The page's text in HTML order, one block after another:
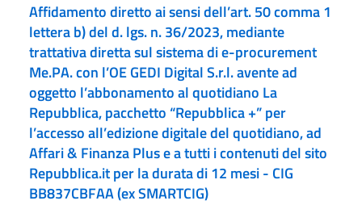
Affidamento diretto ai sensi dell’art. 50 comma 1
lettera b) del d. lgs. n. 36/2023, mediante
trattativa diretta sul sistema di e-procurement
Me.PA. con l’OE GEDI Digital S.r.l. avente ad
oggetto l’abbonamento al quotidiano La
Repubblica, pacchetto “Repubblica +” per
l’accesso all’edizione digitale del quotidiano, ad
Affari & Finanza Plus e a tutti i contenuti del sito
Repubblica.it per la durata di 12 mesi - CIG
BB837CBFAA (ex SMARTCIG)